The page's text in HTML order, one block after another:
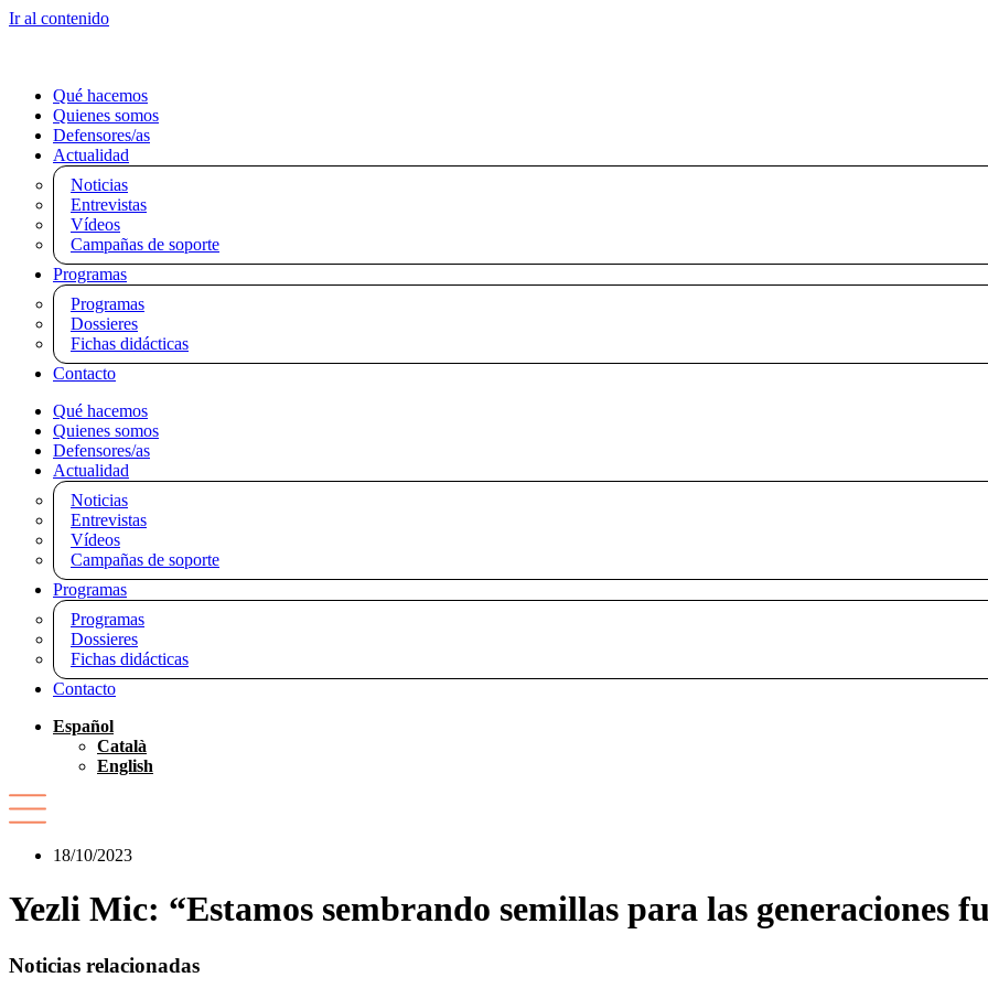
Ir al contenido
Qué hacemos
Quienes somos
Defensores/as
Actualidad
Noticias
Entrevistas
Vídeos
Campañas de soporte
Programas
Programas
Dossieres
Fichas didácticas
Contacto
Qué hacemos
Quienes somos
Defensores/as
Actualidad
Noticias
Entrevistas
Vídeos
Campañas de soporte
Programas
Programas
Dossieres
Fichas didácticas
Contacto
Español
Català
English
18/10/2023
Yezli Mic: “Estamos sembrando semillas para las generaciones
Noticias relacionadas